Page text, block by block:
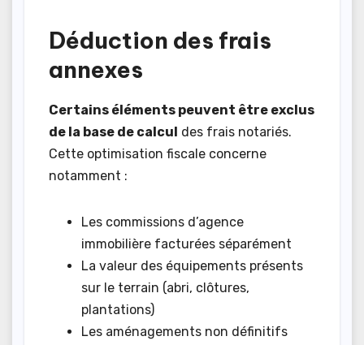
Déduction des frais
annexes
Certains éléments peuvent être exclus
de la base de calcul des frais notariés.
Cette optimisation fiscale concerne
notamment :
Les commissions d’agence
immobilière facturées séparément
La valeur des équipements présents
sur le terrain (abri, clôtures,
plantations)
Les aménagements non définitifs